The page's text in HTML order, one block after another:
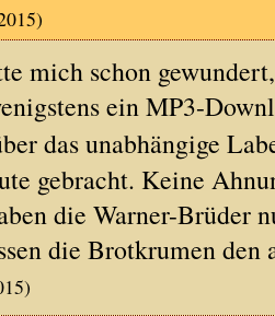
mich schon
ein MP3-
das unabhängige
gebracht. Keine
die Warner-Brüder
die Brotkrumen den